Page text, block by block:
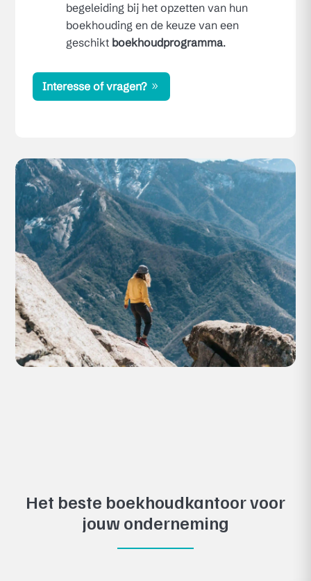
begeleiding bij het opzetten van hun
boekhouding en de keuze van een
geschikt boekhoudprogramma.
Interesse of vragen?
Het beste boekhoudkantoor voor
jouw onderneming